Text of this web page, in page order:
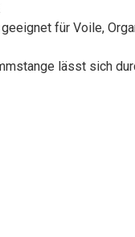
für Voile,
lässt sich